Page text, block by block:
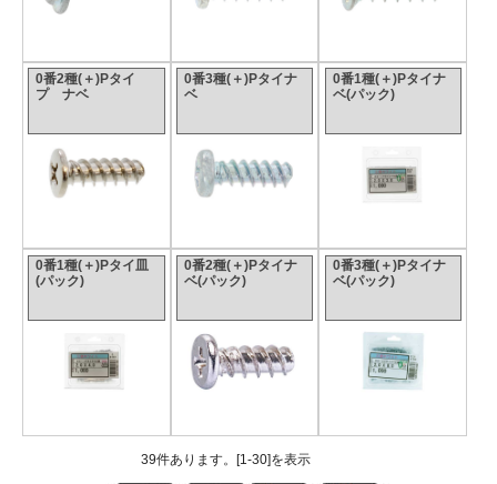
0番2種(＋)Pタイ
プ ナベ
0番3種(＋)Pタイナ
ベ
0番1種(＋)Pタイナ
ベ(パック)
0番1種(＋)Pタイ皿
(パック)
0番2種(＋)Pタイナ
ベ(パック)
0番3種(＋)Pタイナ
ベ(パック)
39件あります。[1-30]を表示